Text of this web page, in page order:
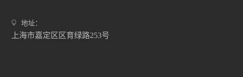
地址：
上海市嘉定区区育绿路253号